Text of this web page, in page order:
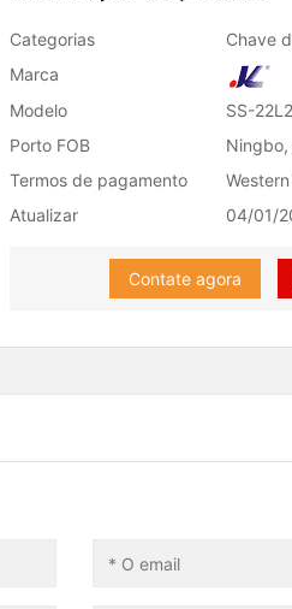
Categorias
Chave
Marca
Modelo
SS-
Porto FOB
Ningbo,
Termos de pagamento
Atualizar
04/01/
Contate agora